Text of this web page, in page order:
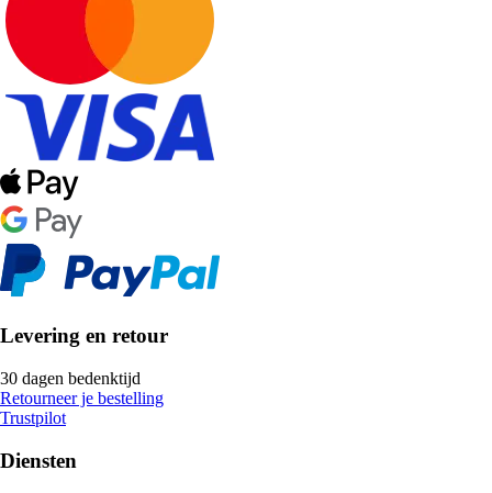
Levering en retour
30 dagen bedenktijd
Retourneer je bestelling
Trustpilot
Diensten